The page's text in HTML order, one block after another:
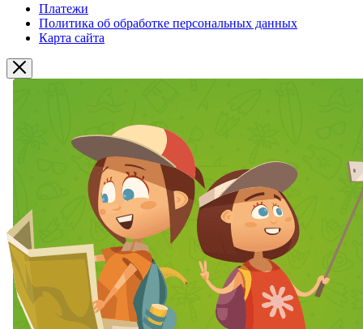
Платежи
Политика об обработке персональных данных
Карта сайта